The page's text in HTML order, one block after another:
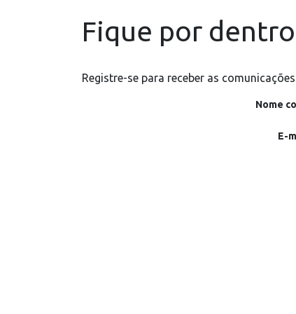
Fique por
Registre-se para receber as
Nome
E-